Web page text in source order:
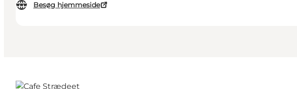
Besøg hjemmeside